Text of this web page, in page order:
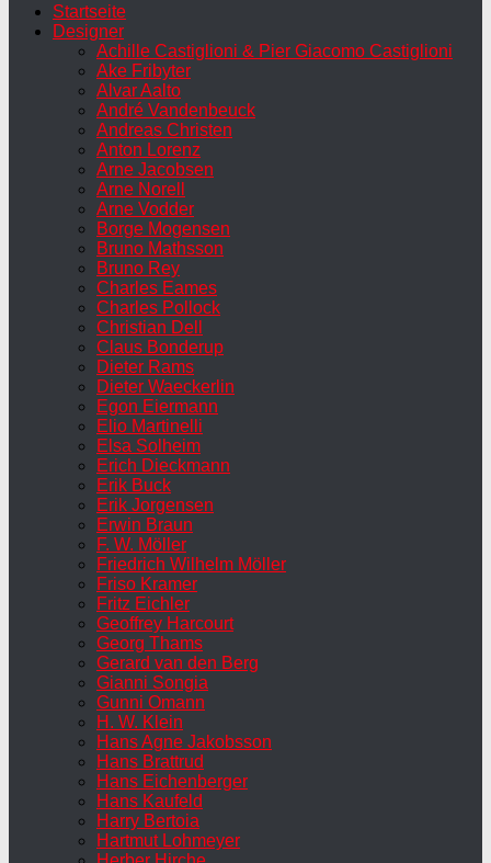
Startseite
Designer
Achille Castiglioni & Pier Giacomo Castiglioni
Ake Fribyter
Alvar Aalto
André Vandenbeuck
Andreas Christen
Anton Lorenz
Arne Jacobsen
Arne Norell
Arne Vodder
Borge Mogensen
Bruno Mathsson
Bruno Rey
Charles Eames
Charles Pollock
Christian Dell
Claus Bonderup
Dieter Rams
Dieter Waeckerlin
Egon Eiermann
Elio Martinelli
Elsa Solheim
Erich Dieckmann
Erik Buck
Erik Jorgensen
Erwin Braun
F. W. Möller
Friedrich Wilhelm Möller
Friso Kramer
Fritz Eichler
Geoffrey Harcourt
Georg Thams
Gerard van den Berg
Gianni Songia
Gunni Omann
H. W. Klein
Hans Agne Jakobsson
Hans Brattrud
Hans Eichenberger
Hans Kaufeld
Harry Bertoia
Hartmut Lohmeyer